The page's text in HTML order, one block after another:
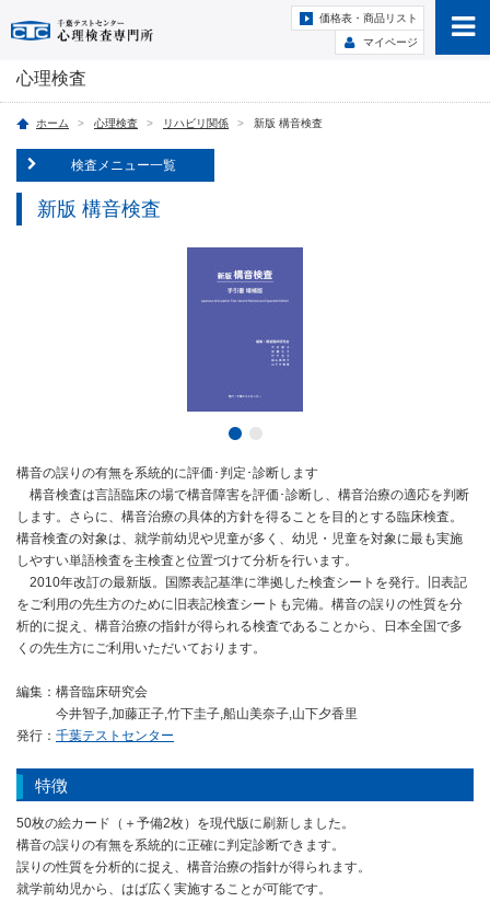
価格表・商品リスト
マイページ
心理検査
ホーム 心理検査 リハビリ関係 新版 構音検査
検査メニュー一覧
新版 構音検査
構音の誤りの有無を系統的に評価･判定･診断します
構音検査は言語臨床の場で構音障害を評価･診断し、構音治療の適応を判断
します。さらに、構音治療の具体的方針を得ることを目的とする臨床検査。
構音検査の対象は、就学前幼児や児童が多く、幼児・児童を対象に最も実施
しやすい単語検査を主検査と位置づけて分析を行います。
2010年改訂の最新版。国際表記基準に準拠した検査シートを発行。旧表記
をご利用の先生方のために旧表記検査シートも完備。構音の誤りの性質を分
析的に捉え、構音治療の指針が得られる検査であることから、日本全国で多
くの先生方にご利用いただいております。
編集：構音臨床研究会
今井智子,加藤正子,竹下圭子,船山美奈子,山下夕香里
発行： 千葉テストセンター
特徴
50枚の絵カード（＋予備2枚）を現代版に刷新しました。
構音の誤りの有無を系統的に正確に判定診断できます。
誤りの性質を分析的に捉え、構音治療の指針が得られます。
就学前幼児から、はば広く実施することが可能です。